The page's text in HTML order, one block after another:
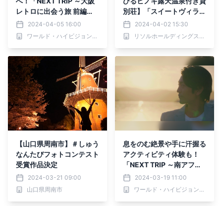
レトロに出会う旅 前編
～」4月8日(月)夕方6時0
0分からBS12で放送！
2024-04-05 16:00
ワールド・ハイビジョン・チャンネル株式会社
別荘】「スイートヴィラ
熱海別邸 双梅庵」が4月5
日に開業
2024-04-02 15:30
リソルホールディングス株式会社
【山口県周南市】＃しゅう
なんたびフォトコンテスト
受賞作品決定
2024-03-21 09:00
山口県周南市
息をのむ絶景や手に汗握る
アクティビティ体験も！
「NEXT TRIP ～南アフリ
カ編 第4回 絶景の宝庫ガ
ーデンルート」3月21日
(木)夕方6時30分からBS1
2024-03-19 11:00
ワールド・ハイビジョン・チャンネル株式会社